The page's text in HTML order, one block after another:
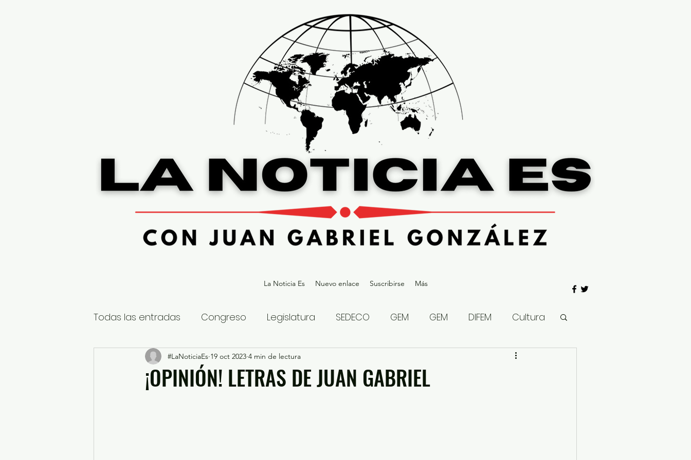
La Noticia Es Nuevo enlace Suscribirse Más
Todas las entradas Congreso Legislatura SEDECO GEM GEM DIFEM Cultura
Nacional Estatal Gubernatura Edoméx 2023
¡OPINIÓN! LETRAS DE JUAN GABRIEL
#LaNoticiaEs 19 oct 2023 4 min de lectura